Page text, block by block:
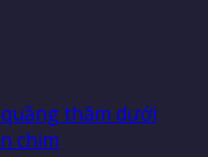
quầng thâm dưới
chim